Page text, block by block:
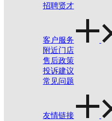
招聘贤才
客户服务
附近门店
售后政策
投诉建议
常见问题
友情链接